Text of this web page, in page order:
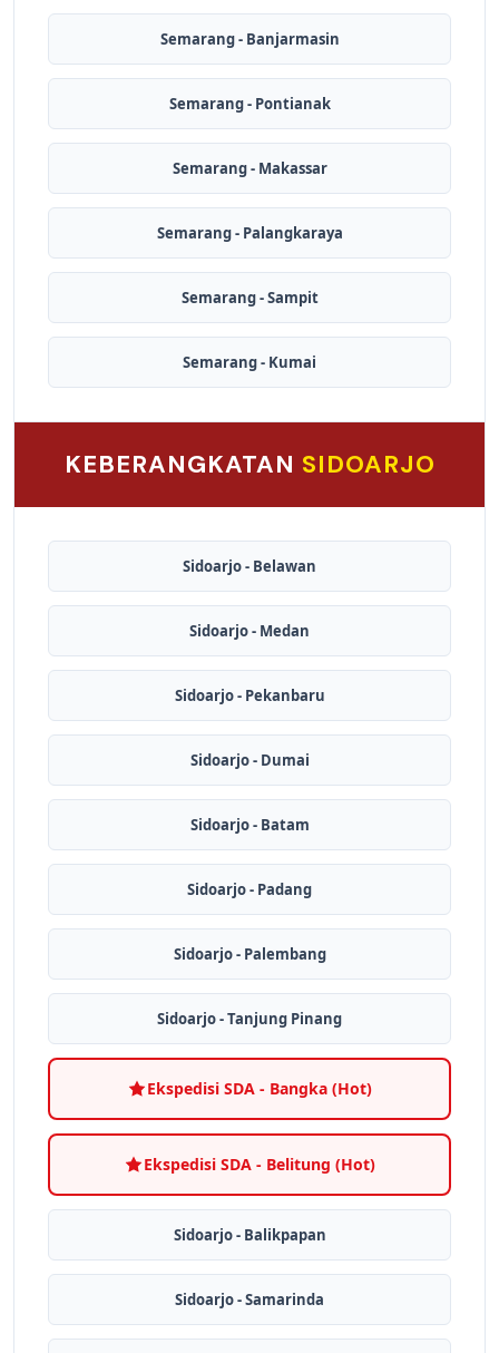
Semarang - Banjarmasin
Semarang - Pontianak
Semarang - Makassar
Semarang - Palangkaraya
Semarang - Sampit
Semarang - Kumai
KEBERANGKATAN SIDOARJO
Sidoarjo - Belawan
Sidoarjo - Medan
Sidoarjo - Pekanbaru
Sidoarjo - Dumai
Sidoarjo - Batam
Sidoarjo - Padang
Sidoarjo - Palembang
Sidoarjo - Tanjung Pinang
Ekspedisi SDA - Bangka (Hot)
Ekspedisi SDA - Belitung (Hot)
Sidoarjo - Balikpapan
Sidoarjo - Samarinda